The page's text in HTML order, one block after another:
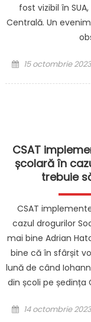
fost vizibil în
Centrală. Un
Posted
15 octombrie 2023
CSAT
școlară în
trebuie
CSAT
cazul drogurilor
mai bine Adrian
bine că în sfârșit
lună de când
din școli pe ședința
Posted
14 octombrie 2023